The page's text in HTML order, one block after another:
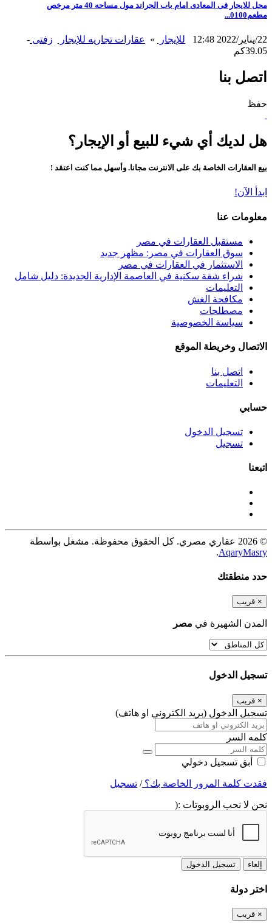
محل للايجار فى المعادى امام باب الجراند مول مساحه 40 متر مرخص
مطعم0100...
22/يناير/2022 12:48 للإيجار » عقارات تجاريه للإيجار زفتى -
39.05كم
اتصل بنا
حفظ
هل لديك أي شيء للبيع أو الإيجار؟
بيع العقارات الخاصة بك على الانترنت مجانا. وأسهل مما كنت اعتقد !
ابدأ الآن!
معلومات عنا
مستقبل العقارات في مصر
سوق العقارات في مصر: مظهر جديد
الاستثمار في العقارات في مصر
شراء شقة سكنية في العاصمة الإدارية الجديدة: دليل شامل
التعليمات
مكافحة الغش
مصطلحات
سياسة الخصوصية
الاتصال وخريطة الموقع
اتصل بنا
التعليمات
حسابي
تسجيل الدخول
تسجيل
اتبعنا
© 2026 عقاري مصري. كل الحقوق محفوظة. مشغل بواسطة
AqaryMasry
.
حدد منطقتك
× قريب
المدن الشهيرة في مصر
تسجيل الدخول
× قريب
تسجيل الدخول (بريد الكتروني او هاتف)
كلمه السر
أبق تسجيل دخولي
فقدت كلمة المرور الخاصة بك؟/ تسجيل
نحن لا نحب الروبوتات :(
إلغاء تسجيل الدخول
اختر دولة
× قريب